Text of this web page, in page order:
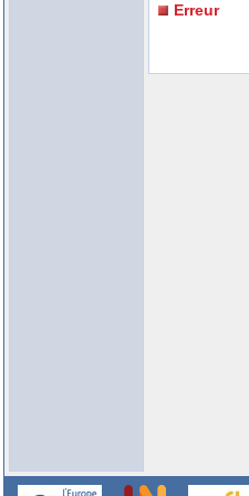
Erreur